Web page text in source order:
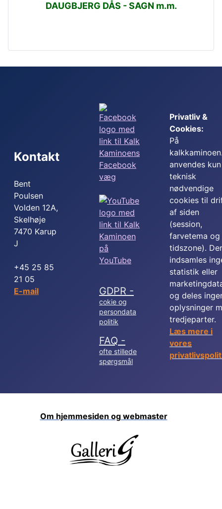
DAUGBJERG DÅS - SAGN m.m.
Kontakt
Bent
Poulsen
Volden 12A,
Skelhøje
7470 Karup
J
+45 25 85
21 05
E-mail
GDPR -
cokie og
persondata
politik
FAQ -
ofte stillede
spørgsmål
Privatliv &
Cookies:
På
anvendes kun
teknisk
nødvendige
cookies til
af siden
(session,
farvetema og
tidszone). Der
indsamles
statistik eller
og deles
oplysninger
tredjeparter.
Læs mere i
vores
Om hjemmesiden og webmaster